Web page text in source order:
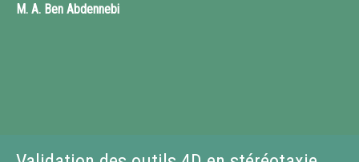
M. A. Ben Abdennebi